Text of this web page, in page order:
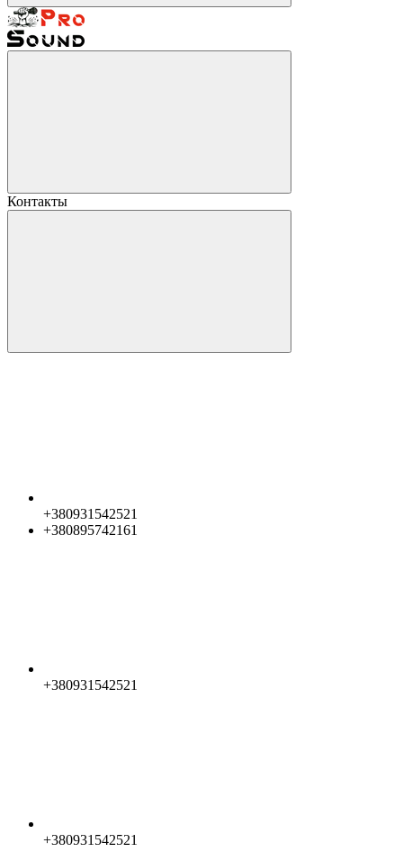
Контакты
+380931542521
+380895742161
+380931542521
+380931542521